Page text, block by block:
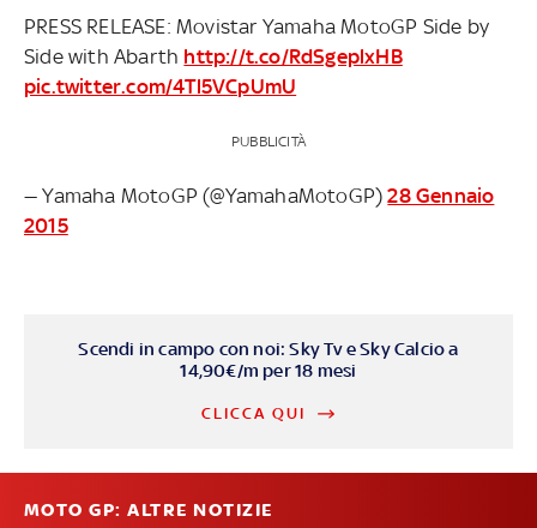
PRESS RELEASE: Movistar Yamaha MotoGP Side by
Side with Abarth http://t.co/RdSgeplxHB
pic.twitter.com/4Tl5VCpUmU
PUBBLICITÀ
— Yamaha MotoGP (@YamahaMotoGP)28 Gennaio
2015
Scendi in campo con noi: Sky Tv e Sky Calcio a
14,90€/m per 18 mesi
CLICCA QUI
MOTO GP: ALTRE NOTIZIE